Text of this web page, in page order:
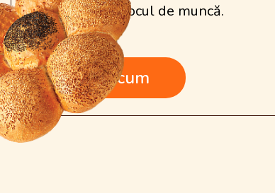
siguranță la locul de muncă.
Sună acum